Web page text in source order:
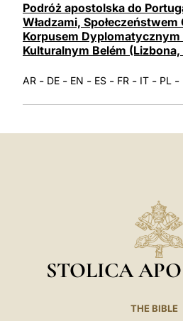
Podróż apostolska do
Władzami,
Korpusem
Kulturalnym Belém
AR - DE - EN - ES - FR - IT - PL -
STOLICA
THE BIBLE